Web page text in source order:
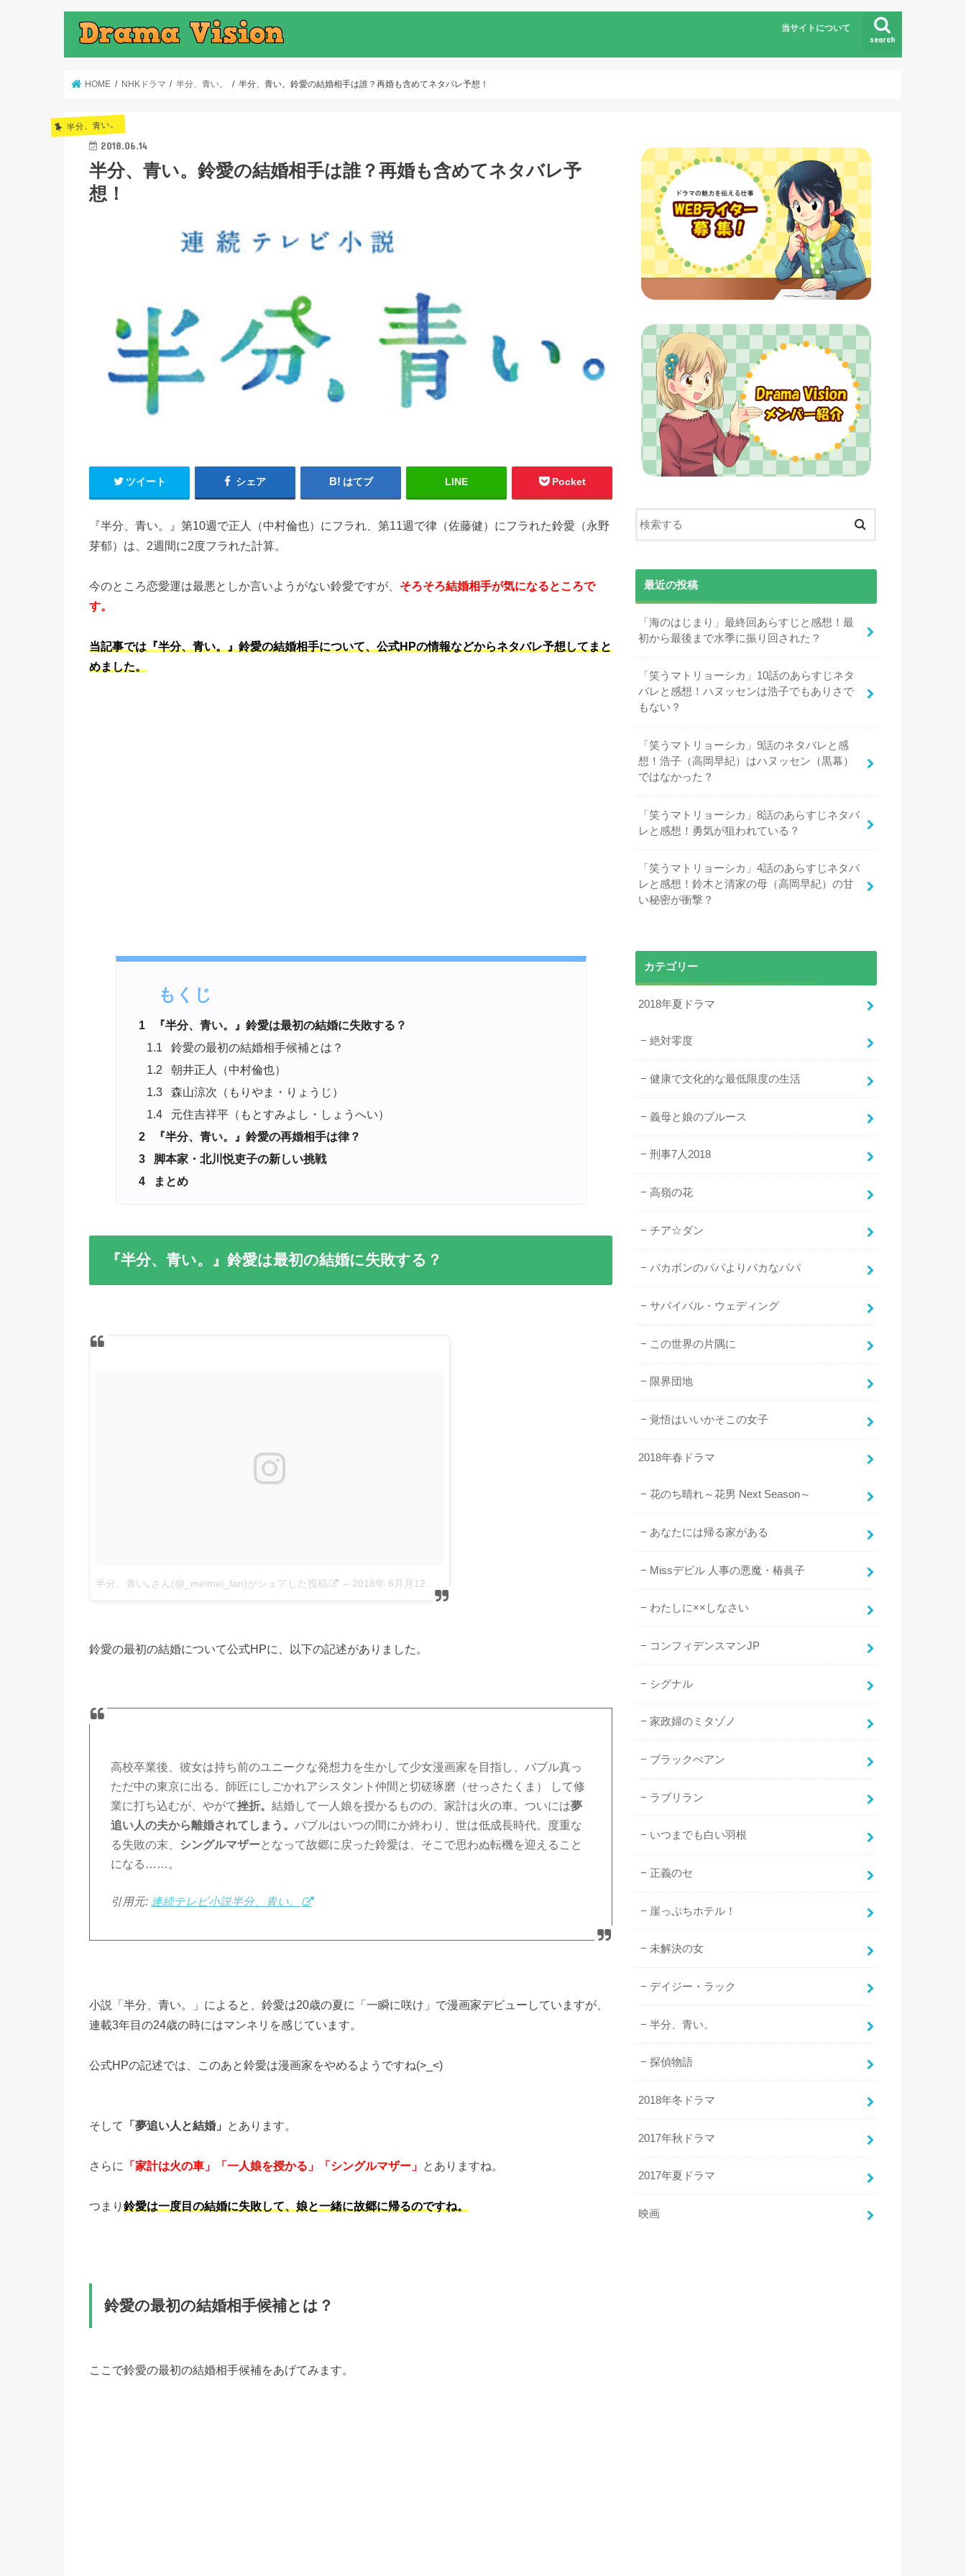
search
当サイトについて
HOME NHKドラマ 半分、青い。 半分、青い。鈴愛の結婚相手は誰？再婚も含めてネタバレ予想！
半分、青い。
2018.06.14
半分、青い。鈴愛の結婚相手は誰？再婚も含めてネタバレ予
想！
ツイート シェア はてブ LINE Pocket
『半分、青い。』第10週で正人（中村倫也）にフラれ、第11週で律（佐藤健）にフラれた鈴愛（永野
芽郁）は、2週間に2度フラれた計算。
今のところ恋愛運は最悪としか言いようがない鈴愛ですが、 そろそろ結婚相手が気になるところで
す。
当記事では『半分、青い。』鈴愛の結婚相手について、公式HPの情報などからネタバレ予想してまと
めました。
もくじ
1
『半分、青い。』鈴愛は最初の結婚に失敗する？
1.1
鈴愛の最初の結婚相手候補とは？
1.2
朝井正人（中村倫也）
1.3
森山涼次（もりやま・りょうじ）
1.4
元住吉祥平（もとすみよし・しょうへい）
2
『半分、青い。』鈴愛の再婚相手は律？
3
脚本家・北川悦吏子の新しい挑戦
4
まとめ
『半分、青い。』鈴愛は最初の結婚に失敗する？
半分、青い｡さん(@_meimei_fan)がシェアした投稿 – 2018年 6月月12日午後4時43分PDT
鈴愛の最初の結婚について公式HPに、以下の記述がありました。
高校卒業後、彼女は持ち前のユニークな発想力を生かして少女漫画家を目指し、バブル真っ
ただ中の東京に出る。師匠にしごかれアシスタント仲間と切磋琢磨（せっさたくま） して修
業に打ち込むが、やがて挫折。結婚して一人娘を授かるものの、家計は火の車。ついには夢
追い人の夫から離婚されてしまう。バブルはいつの間にか終わり、世は低成長時代。度重な
る失敗の末、
シングルマザーとなって故郷に戻った鈴愛は、そこで思わぬ転機を迎えること
になる……。
引用元: 連続テレビ小説半分、青い。
小説「半分、青い。」によると、鈴愛は20歳の夏に「一瞬に咲け」で漫画家デビューしていますが、
連載3年目の24歳の時にはマンネリを感じています。
公式HPの記述では、このあと鈴愛は漫画家をやめるようですね(>_<)
そして 「夢追い人と結婚」 とあります。
さらに 「家計は火の車」「一人娘を授かる」「シングルマザー」 とありますね。
つまり 鈴愛は一度目の結婚に失敗して、娘と一緒に故郷に帰るのですね。
鈴愛の最初の結婚相手候補とは？
ここで鈴愛の最初の結婚相手候補をあげてみます。
最近の投稿
「海のはじまり」最終回あらすじと感想！最
初から最後まで水季に振り回された？
「笑うマトリョーシカ」10話のあらすじネタ
バレと感想！ハヌッセンは浩子でもありさで
もない？
「笑うマトリョーシカ」9話のネタバレと感
想！浩子（高岡早紀）はハヌッセン（黒幕）
ではなかった？
「笑うマトリョーシカ」8話のあらすじネタバ
レと感想！勇気が狙われている？
「笑うマトリョーシカ」4話のあらすじネタバ
レと感想！鈴木と清家の母（高岡早紀）の甘
い秘密が衝撃？
カテゴリー
2018年夏ドラマ
絶対零度
健康で文化的な最低限度の生活
義母と娘のブルース
刑事7人2018
高嶺の花
チア☆ダン
バカボンのパパよりバカなパパ
サバイバル・ウェディング
この世界の片隅に
限界団地
覚悟はいいかそこの女子
2018年春ドラマ
花のち晴れ～花男 Next Season～
あなたには帰る家がある
Missデビル 人事の悪魔・椿眞子
わたしに××しなさい
コンフィデンスマンJP
シグナル
家政婦のミタゾノ
ブラックぺアン
ラブリラン
いつまでも白い羽根
正義のセ
崖っぷちホテル！
未解決の女
デイジー・ラック
半分、青い。
探偵物語
2018年冬ドラマ
2017年秋ドラマ
2017年夏ドラマ
映画